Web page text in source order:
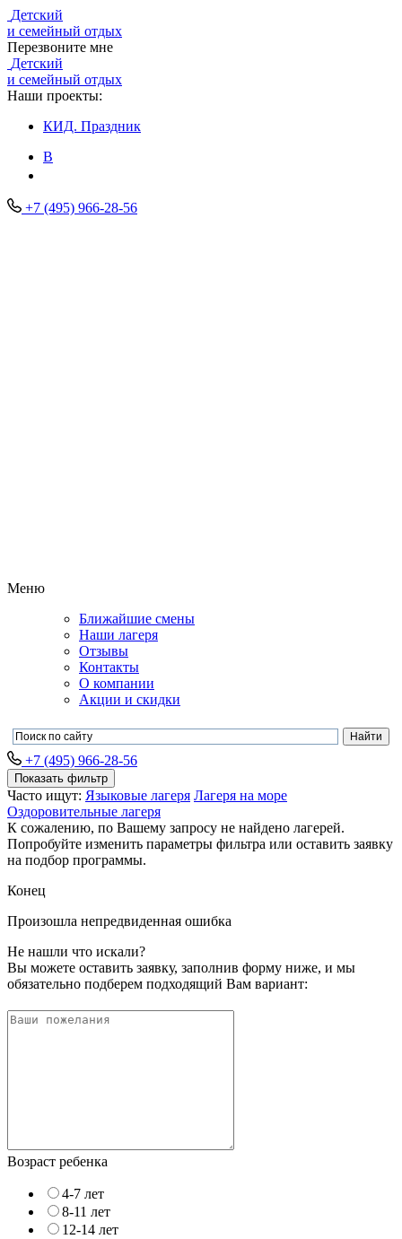
Детский
и семейный отдых
Перезвоните мне
Детский
и семейный отдых
Наши проекты:
КИД. Праздник
В
+7 (495) 966-28-56
Меню
Ближайшие смены
Наши лагеря
Отзывы
Контакты
О компании
Акции и скидки
+7 (495) 966-28-56
Показать фильтр
Часто ищут: Языковые лагеря Лагеря на море
Оздоровительные лагеря
К сожалению, по Вашему запросу не найдено лагерей.
Попробуйте изменить параметры фильтра или оставить заявку
на подбор программы.
Конец
Произошла непредвиденная ошибка
Не нашли что искали?
Вы можете оставить заявку, заполнив форму ниже, и мы
обязательно подберем подходящий Вам вариант:
Возраст ребенка
4-7 лет
8-11 лет
12-14 лет